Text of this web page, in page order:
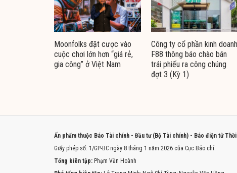
Moonfolks đặt cược vào
cuộc chơi lớn hơn “giá rẻ,
gia công” ở Việt Nam
Công ty cổ phần kinh doanh
F88 thông báo chào bán
trái phiếu ra công chúng
đợt 3 (Kỳ 1)
Ấn phẩm thuộc Báo Tài chính - Đầu tư (Bộ Tài chính) - Báo điện tử
Giấy phép số: 1/GP-BC ngày 8 tháng 1 năm 2026 của Cục Báo chí.
Tổng biên tập: Phạm Văn Hoành